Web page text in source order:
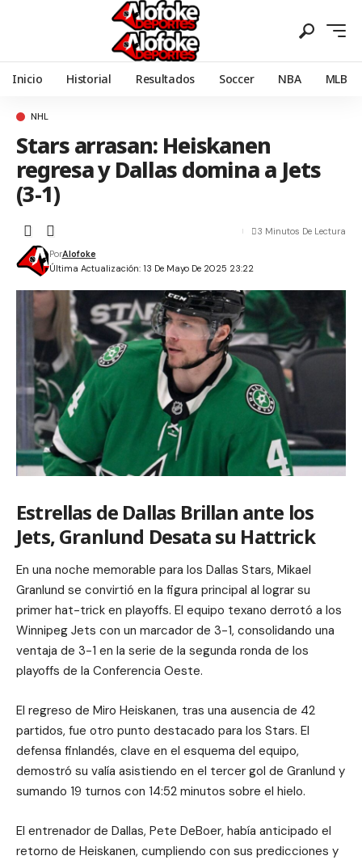
Inicio Historial Resultados Soccer NBA MLB
NHL
Stars arrasan: Heiskanen
regresa y Dallas domina a Jets
(3-1)
Última Actualización: 13 De Mayo De 2025 23:22
PorAlofoke
3 Minutos De Lectura
Estrellas de Dallas Brillan ante los
Jets, Granlund Desata su Hattrick
En una noche memorable para los Dallas Stars, Mikael
Granlund se convirtió en la figura principal al lograr su
primer hat-trick en playoffs. El equipo texano derrotó a los
Winnipeg Jets con un marcador de 3-1, consolidando una
ventaja de 3-1 en la serie de la segunda ronda de los
playoffs de la Conferencia Oeste.
El regreso de Miro Heiskanen, tras una ausencia de 42
partidos, fue otro punto destacado para los Stars. El
defensa finlandés, clave en el esquema del equipo,
demostró su valía asistiendo en el tercer gol de Granlund y
sumando 19 turnos con 14:52 minutos sobre el hielo.
El entrenador de Dallas, Pete DeBoer, había anticipado el
retorno de Heiskanen, cumpliendo con sus predicciones y